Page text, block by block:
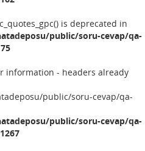
is deprecated in
public/soru-cevap/qa-
information - headers already
public/soru-cevap/qa-
public/soru-cevap/qa-
1267